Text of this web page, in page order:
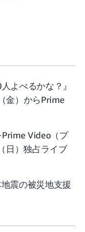
よべるかな？』
金）からPrime
Prime Video（プ
日）独占ライブ
震の被災地支援